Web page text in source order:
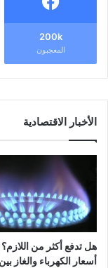
200k
المعجبون
الأخبار الاقتصادية
هل تدفع أكثر من
أسعار الكهرباء والغاز